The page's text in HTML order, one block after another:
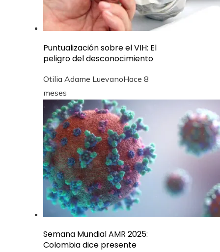
Puntualización sobre el VIH: El
peligro del desconocimiento
Otilia Adame LuevanoHace 8
meses
Semana Mundial AMR 2025:
Colombia dice presente